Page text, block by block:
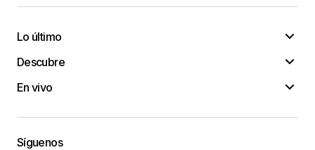
Lo último
Descubre
En vivo
Síguenos